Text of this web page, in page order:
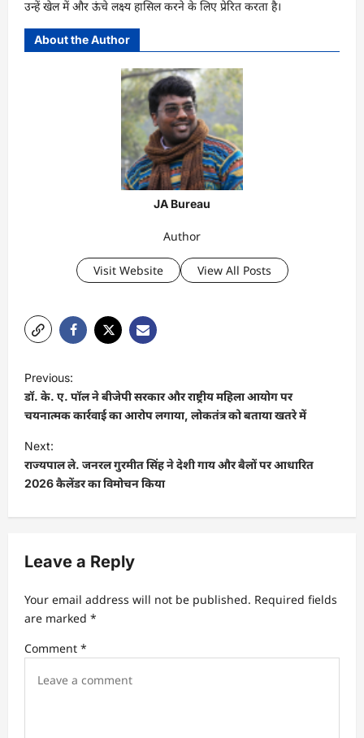
उन्हें खेल में और ऊंचे लक्ष्य हासिल करने के लिए प्रेरित करता है।
About the Author
JA Bureau
Author
Visit Website View All Posts
P
o
s
t
n
a
v
g
a
t
i
Previous:
डॉ. के. ए. पॉल ने बीजेपी सरकार और राष्ट्रीय महिला आयोग पर
चयनात्मक कार्रवाई का आरोप लगाया, लोकतंत्र को बताया खतरे में
Next:
राज्यपाल ले. जनरल गुरमीत सिंह ने देशी गाय और बैलों पर आधारित
2026 कैलेंडर का विमोचन किया
Leave a Reply
Your email address will not be published. Required fields
are marked *
Comment *